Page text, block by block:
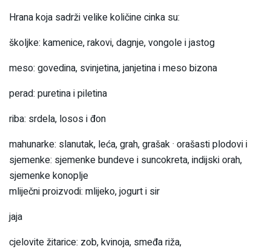
Hrana koja sadrži velike količine cinka su:
školjke: kamenice, rakovi, dagnje, vongole i jastog
meso: govedina, svinjetina, janjetina i meso bizona
perad: puretina i piletina
riba: srdela, losos i đon
mahunarke: slanutak, leća, grah, grašak · orašasti plodovi i
sjemenke: sjemenke bundeve i suncokreta, indijski orah,
sjemenke konoplje
mliječni proizvodi: mlijeko, jogurt i sir
jaja
cjelovite žitarice: zob, kvinoja, smeđa riža,